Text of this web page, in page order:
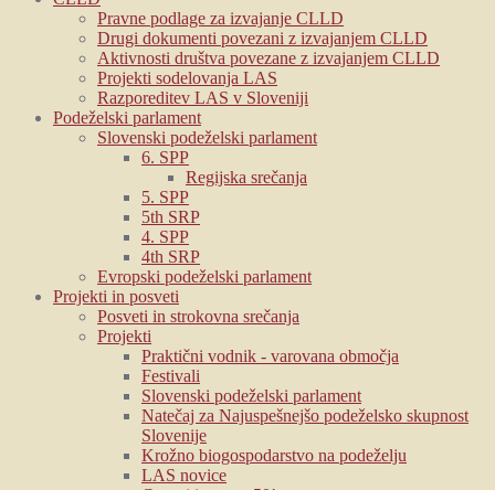
Pravne podlage za izvajanje CLLD
Drugi dokumenti povezani z izvajanjem CLLD
Aktivnosti društva povezane z izvajanjem CLLD
Projekti sodelovanja LAS
Razporeditev LAS v Sloveniji
Podeželski parlament
Slovenski podeželski parlament
6. SPP
Regijska srečanja
5. SPP
5th SRP
4. SPP
4th SRP
Evropski podeželski parlament
Projekti in posveti
Posveti in strokovna srečanja
Projekti
Praktični vodnik - varovana območja
Festivali
Slovenski podeželski parlament
Natečaj za Najuspešnejšo podeželsko skupnost
Slovenije
Krožno biogospodarstvo na podeželju
LAS novice